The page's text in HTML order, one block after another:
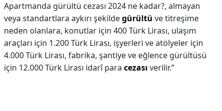
Apartmanda gürültü cezası 2024 ne kadar?, almayan
veya standartlara aykırı şekildegürültü ve titreşime
neden olanlara, konutlar için 400 Türk Lirası, ulaşım
araçları için 1.200 Türk Lirası, işyerleri ve atölyeler için
4.000 Türk Lirası, fabrika, şantiye ve eğlence gürültüsü
için 12.000 Türk Lirası idarî para cezası verilir.”